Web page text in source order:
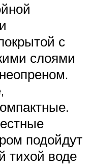
с
слоями
подойдут
тихой воде